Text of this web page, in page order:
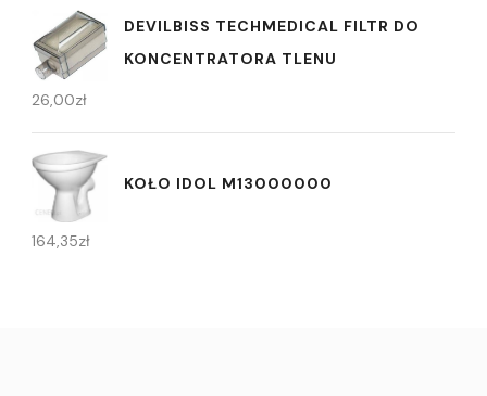
DEVILBISS TECHMEDICAL FILTR DO
KONCENTRATORA TLENU
26,00zł
KOŁO IDOL M13000000
164,35zł